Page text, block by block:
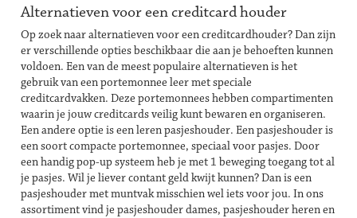
Alternatieven voor een creditcard houder
Op zoek naar alternatieven voor een creditcardhouder? Dan zijn
er verschillende opties beschikbaar die aan je behoeften kunnen
voldoen. Een van de meest populaire alternatieven is het
gebruik van een portemonnee leer met speciale
creditcardvakken. Deze portemonnees hebben compartimenten
waarin je jouw creditcards veilig kunt bewaren en organiseren.
Een andere optie is eenleren pasjeshouder. Eenpasjeshouder is
een soort compacte portemonnee, speciaal voor pasjes. Door
een handig pop-up systeem heb je met 1 beweging toegang tot al
je pasjes. Wil je liever contant geld kwijt kunnen? Dan is een
pasjeshouder met muntvakmisschien wel iets voor jou. In ons
assortiment vind jepasjeshouder dames,pasjeshouder heren en